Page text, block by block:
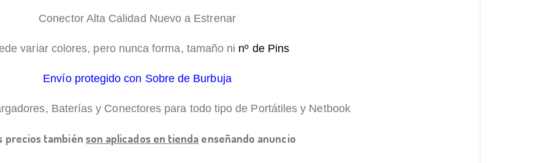
Conector Alta Calidad Nuevo a Estrenar
variar colores, pero nunca forma, tamaño ni nº de Pins
Envío protegido con Sobre de Burbuja
Baterías y Conectores para todo tipo de Portátiles y Netbook
precios también son aplicados en tienda enseñando anuncio